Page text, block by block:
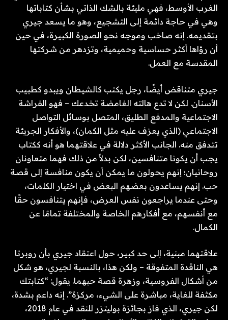
الغرب الأوسط، فهي مليئة بالشك الذاتي بشأن كتاباتها
وهي في حاجة دائمة إلى التشجيع، وهو ما يسعد جيري
بتقديمه. إنه صاخب وموجه نحو الصورة الكبيرة، في حين
أن رؤاها أكثر حساسية وحميمية، وتزدهر من شركتها
المقدسة مع العمل.
جيري متناقض أيضًا، رجل يكتب كالشيطان ويبدو كطبيب
الأسنان. لكن لا تدع هالته الغامضة تخدعك – فهو الفراشة
الاجتماعية والمدفع الطليق، المتصل بوسائل التواصل
الاجتماعي (الذي يعزف عليه مثل الكمان)، والأفكار الجريئة
تتدفق منه. الجانب الأكثر دلالة في علاقتهما هو أنه ككتاب
يجب أن يكونا متنافسين، لكن بدلاً من ذلك فهما متعاونان
روحانيان؛ إنهم يحولون ما يمكن أن يكون منافسة إلى قصة
حب. إنهم يساعدون بعضهم البعض في اختيار الكلمات،
وحتى عندما يراجعون نفس العرض، فإنهم يتنافسون حقًا
مع أنفسهم، مع أفكارهم الخاصة والمختلفة تمامًا عن
الكمال.
علاقتهما مبنية، إلى حد كبير، حول اعتقاد جيري بأن روبرتا
هي الناقدة المتفوقة – ولكن هذا، بالنسبة لجيري، هو شكل
من أشكال الفروسية، وزهرة قصة حبهما. يقول: “كتابتك
مكثفة للغاية، مباشرة على الشيء، مركزة”. إنه داعم بشدة،
لكن جيري، الذي فاز بجائزة بوليتزر للنقد في عام 2018،